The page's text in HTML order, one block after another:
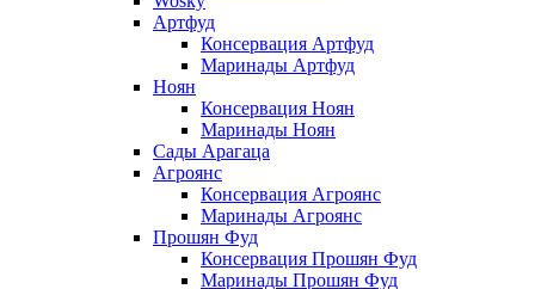
Артфуд
Консервация Артфуд
Маринады Артфуд
Ноян
Консервация Ноян
Маринады Ноян
Сады Арагаца
Агроянс
Консервация Агроянс
Маринады Агроянс
Прошян Фуд
Консервация Прошян Фуд
Маринады Прошян Фуд